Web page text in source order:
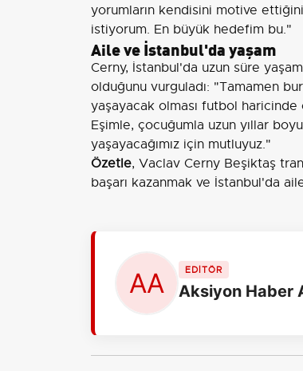
yorumların kendisini motive
istiyorum. En büyük hedefim bu."
Aile ve İstanbul'da yaşam
Cerny, İstanbul'da uzun süre
olduğunu vurguladı: "Tamamen
yaşayacak olması futbol
Eşimle, çocuğumla uzun yıllar
yaşayacağımız için mutluyuz."
Özetle, Vaclav Cerny Beşiktaş
başarı kazanmak ve İstanbul'da
EDİTÖR
Aksiyon Haber